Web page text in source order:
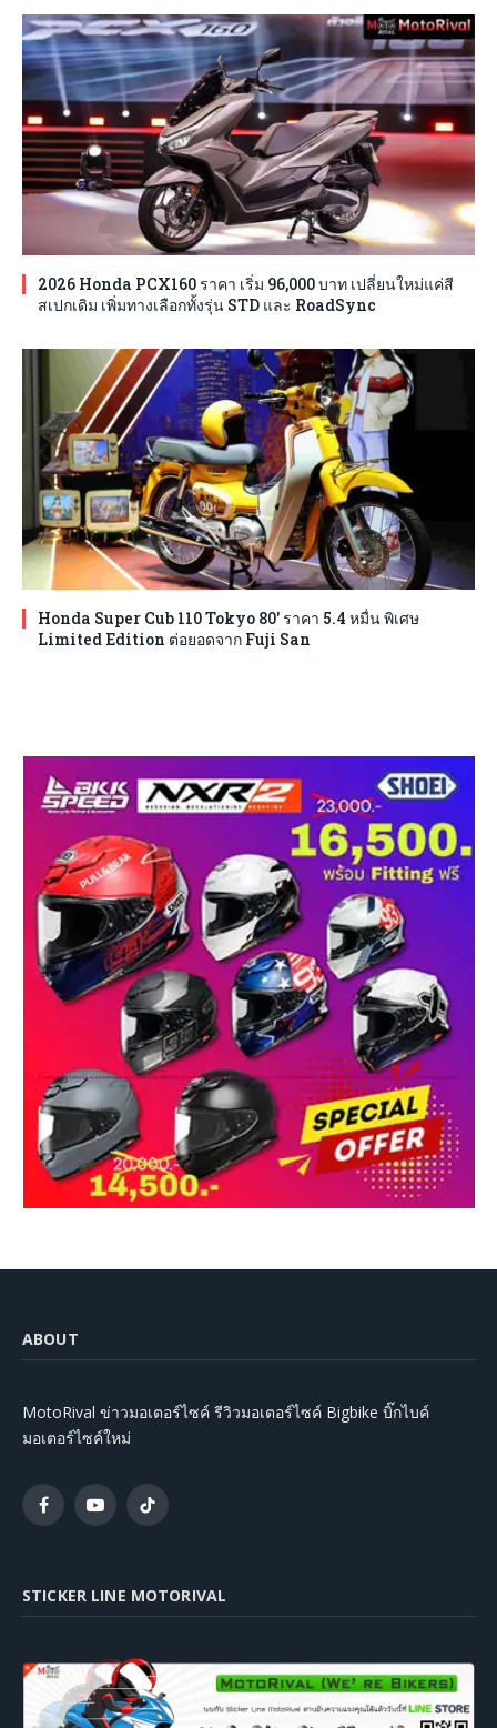
2026 Honda PCX160 ราคา เริ่ม 96,000 บาท เปลี่ยนใหม่แค่สี
สเปกเดิม เพิ่มทางเลือกทั้งรุ่น STD และ RoadSync
Honda Super Cub 110 Tokyo 80′ ราคา 5.4 หมื่น พิเศษ
Limited Edition ต่อยอดจาก Fuji San
ABOUT
MotoRival ข่าวมอเตอร์ไซค์ รีวิวมอเตอร์ไซค์ Bigbike บิ๊กไบค์
มอเตอร์ไซค์ใหม่
FacebookYouTubeTikTok
STICKER LINE MOTORIVAL